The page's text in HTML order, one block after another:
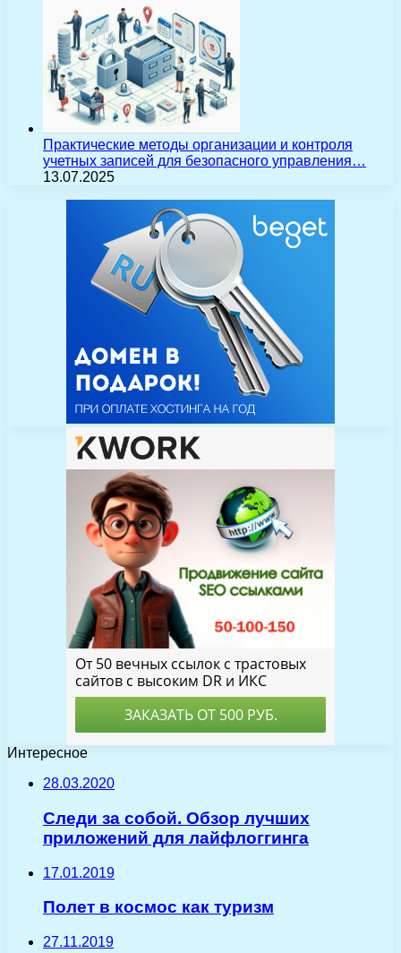
Практические методы организации и контроля
учетных записей для безопасного управления…
13.07.2025
Интересное
28.03.2020
Следи за собой. Обзор лучших
приложений для лайфлоггинга
17.01.2019
Полет в космос как туризм
27.11.2019